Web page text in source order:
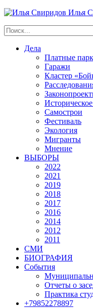
Илья
Дела
Платные
Гаражи
Кластер
Самострои
Фестиваль
Экология
Мигранты
Мнение
ВЫБОРЫ
2022
2021
2019
2018
2017
2016
2014
2012
2011
СМИ
БИОГРАФИЯ
События
Отчеты о
Практика
+79852278897